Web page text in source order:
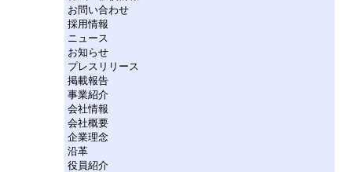
お問い合わせ
採用情報
ニュース
お知らせ
プレスリリース
掲載報告
事業紹介
会社情報
会社概要
企業理念
沿革
役員紹介